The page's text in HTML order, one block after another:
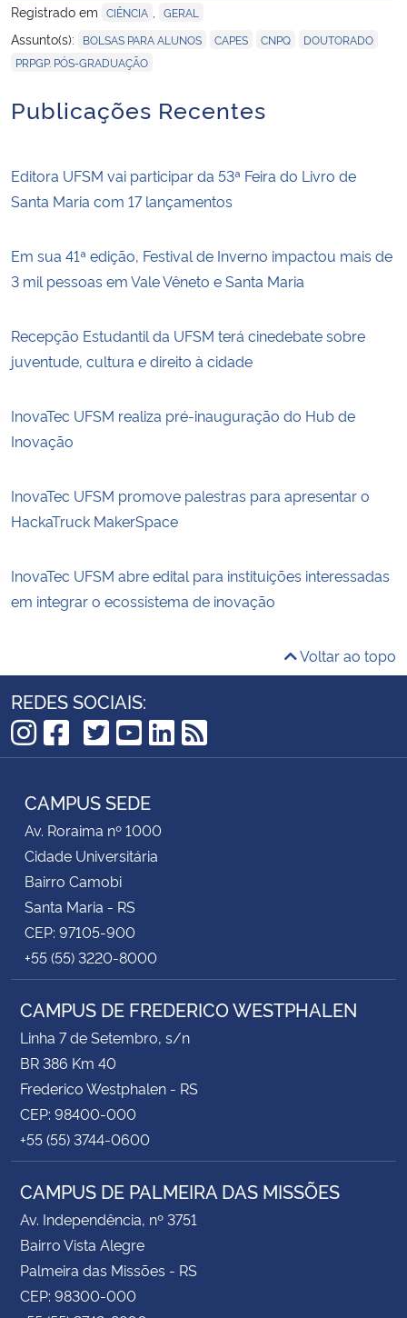
Registrado em CIÊNCIA GERAL
Assunto(s): BOLSAS PARA ALUNOS CAPES CNPQ DOUTORADO
PRPGP. PÓS-GRADUAÇÃO
Publicações Recentes
Editora UFSM vai participar da 53ª Feira do Livro de
Santa Maria com 17 lançamentos
Em sua 41ª edição, Festival de Inverno impactou mais de
3 mil pessoas em Vale Vêneto e Santa Maria
Recepção Estudantil da UFSM terá cinedebate sobre
juventude, cultura e direito à cidade
InovaTec UFSM realiza pré-inauguração do Hub de
Inovação
InovaTec UFSM promove palestras para apresentar o
HackaTruck MakerSpace
InovaTec UFSM abre edital para instituições interessadas
em integrar o ecossistema de inovação
Voltar ao topo
REDES SOCIAIS:
Instagram
Facebook
TikTok
Twitter
YouTube
LinkedIn
RSS
CAMPUS SEDE
Av. Roraima nº 1000
Cidade Universitária
Bairro Camobi
Santa Maria - RS
CEP: 97105-900
+55 (55) 3220-8000
CAMPUS DE FREDERICO WESTPHALEN
Linha 7 de Setembro, s/n
BR 386 Km 40
Frederico Westphalen - RS
CEP: 98400-000
+55 (55) 3744-0600
CAMPUS DE PALMEIRA DAS MISSÕES
Av. Independência, nº 3751
Bairro Vista Alegre
Palmeira das Missões - RS
CEP: 98300-000